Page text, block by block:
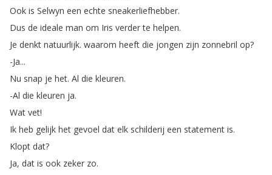
Ook is Selwyn een echte sneakerliefhebber.
Dus de ideale man om Iris verder te helpen.
Je denkt natuurlijk. waarom heeft die jongen zijn zonnebril op?
-Ja...
Nu snap je het. Al die kleuren.
-Al die kleuren ja.
Wat vet!
Ik heb gelijk het gevoel dat elk schilderij een statement is.
Klopt dat?
Ja, dat is ook zeker zo.